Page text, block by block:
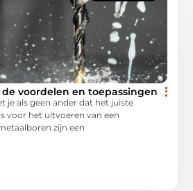
de voordelen en toepassingen
je als geen ander dat het juiste
voor het uitvoeren van een
zijn een